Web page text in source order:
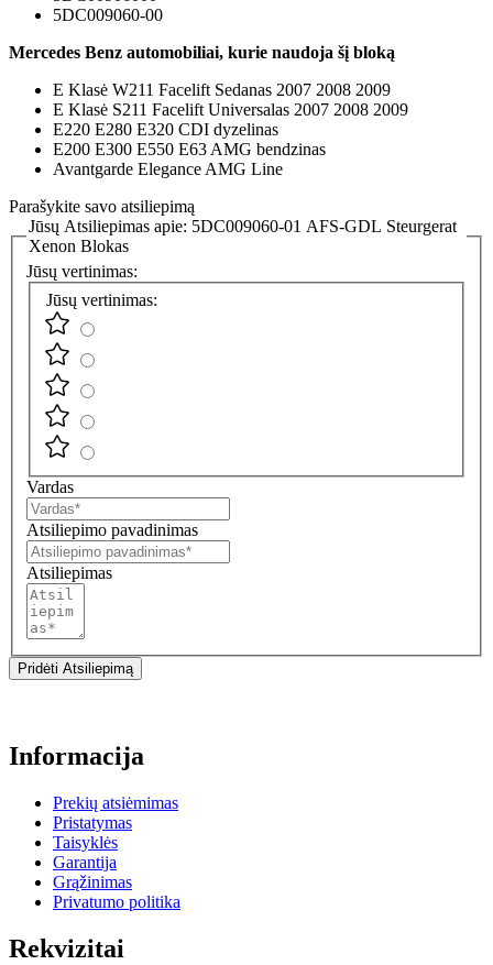
5DC009060-00
Mercedes Benz automobiliai, kurie naudoja šį bloką
E Klasė W211 Facelift Sedanas 2007 2008 2009
E Klasė S211 Facelift Universalas 2007 2008 2009
E220 E280 E320 CDI dyzelinas
E200 E300 E550 E63 AMG bendzinas
Avantgarde Elegance AMG Line
Parašykite savo atsiliepimą
Jūsų Atsiliepimas apie: 5DC009060-01 AFS-GDL Steurgerat
Xenon Blokas
Jūsų vertinimas:
Jūsų vertinimas:
Vardas
Atsiliepimo pavadinimas
Atsiliepimas
Pridėti Atsiliepimą
Informacija
Prekių atsiėmimas
Pristatymas
Taisyklės
Garantija
Grąžinimas
Privatumo politika
Rekvizitai